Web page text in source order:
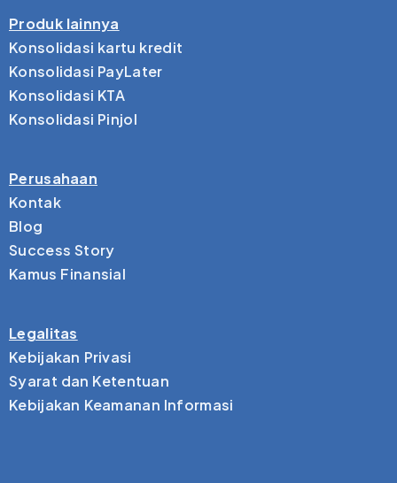
Produk lainnya
Konsolidasi kartu kredit
Konsolidasi PayLater
Konsolidasi KTA
Konsolidasi Pinjol
Perusahaan
Kontak
Blog
Success Story
Kamus Finansial
Legalitas
Kebijakan Privasi
Syarat dan Ketentuan
Kebijakan Keamanan Informasi